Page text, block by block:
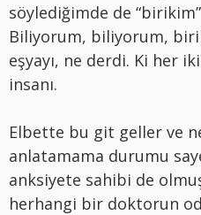
söylediğimde de “birikim”
Biliyorum, biliyorum,
eşyayı, ne derdi. Ki her
insanı.
Elbette bu git geller ve
anlatamama durumu
anksiyete sahibi de
herhangi bir doktorun